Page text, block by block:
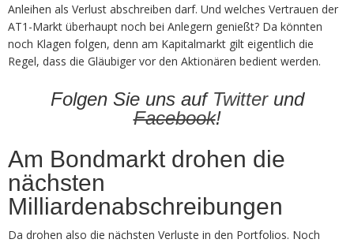
Anleihen als Verlust abschreiben darf. Und welches Vertrauen der
AT1-Markt überhaupt noch bei Anlegern genießt? Da könnten
noch Klagen folgen, denn am Kapitalmarkt gilt eigentlich die
Regel, dass die Gläubiger vor den Aktionären bedient werden.
Folgen Sie uns auf Twitterund
Facebook!
Am Bondmarkt drohen die
nächsten
Milliardenabschreibungen
Da drohen also die nächsten Verluste in den Portfolios. Noch